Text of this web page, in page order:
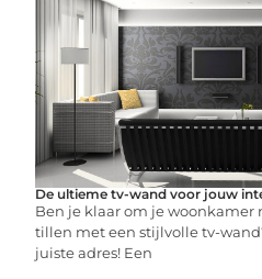
De ultieme tv-wand voor jouw
Ben je klaar om je woonkamer
tillen met een stijlvolle tv-
juiste adres! Een